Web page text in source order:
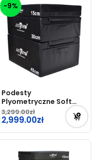
-9%
Podesty
Plyometryczne Soft
Box Skrzynia – Zestaw
3,299.00
Pierwotna
cena
wynosiła:
3,299.00zł.
2,999.00
Aktualna
cena
wynosi: